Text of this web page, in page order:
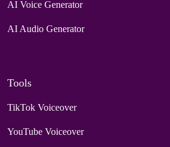
AI Voice Generator
AI Audio Generator
Tools
TikTok Voiceover
YouTube Voiceover